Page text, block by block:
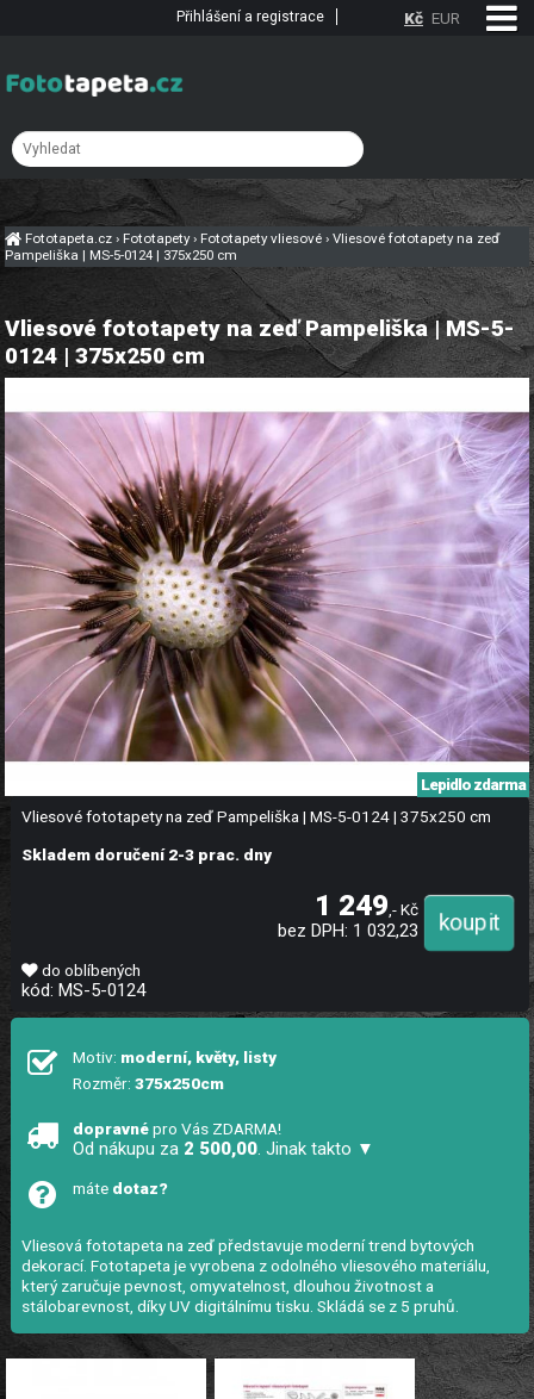
Fototapeta.cz› Fototapety› Fototapety vliesové ›Vliesové fototapety na zeď
Pampeliška | MS-5-0124 | 375x250 cm
Vliesové fototapety na zeď Pampeliška | MS-5-
0124 | 375x250 cm
Vliesové fototapety na zeď Pampeliška | MS-5-0124 | 375x250 cm
Lepidlo zdarma
Skladem doručení 2-3 prac. dny
1 249,- Kč
bez DPH: 1 032,23
do oblíbených
kód: MS-5-0124
Motiv: moderní, květy, listy
Rozměr: 375x250cm
dopravnépro Vás ZDARMA!
Od nákupu za 2 500,00. Jinak takto ▼
máte dotaz?
Vliesová fototapeta na zeď představuje moderní trend bytových
dekorací. Fototapeta je vyrobena z odolného vliesového materiálu,
který zaručuje pevnost, omyvatelnost, dlouhou životnost a
stálobarevnost, díky UV digitálnímu tisku. Skládá se z 5 pruhů.
Kč EUR
Přihlášení a registrace